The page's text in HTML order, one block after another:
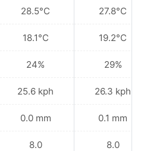
28.5°C
18.1°C
24%
25.6 kph
0.0 mm
8.0
27.8°C
19.2°C
29%
26.3 kph
0.1 mm
8.0